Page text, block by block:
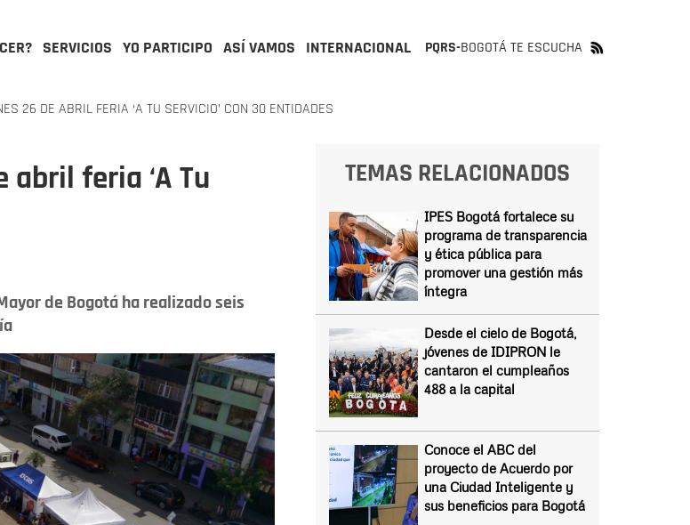
SERVICIOS YO PARTICIPO ASÍ VAMOS INTERNACIONAL PQRS-BOGOTÁ TE ESCUCHA
26 DE ABRIL FERIA ‘A TU SERVICIO’ CON 30 ENTIDADES
abril feria ‘A Tu
de Bogotá ha realizado seis
TEMAS RELACIONADOS
IPES Bogotá fortalece su
programa de transparencia
y ética pública para
promover una gestión más
íntegra
Desde el cielo de Bogotá,
jóvenes de IDIPRON le
cantaron el cumpleaños
488 a la capital
Conoce el ABC del
proyecto de Acuerdo por
una Ciudad Inteligente y
sus beneficios para Bogotá